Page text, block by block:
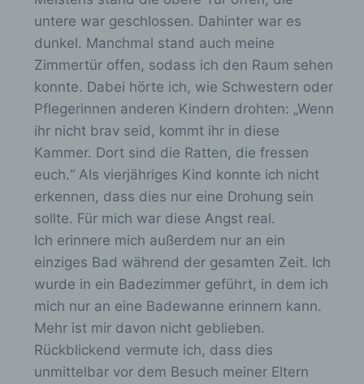
untere war geschlossen. Dahinter war es
dunkel. Manchmal stand auch meine
Zimmertür offen, sodass ich den Raum sehen
konnte. Dabei hörte ich, wie Schwestern oder
Pflegerinnen anderen Kindern drohten: „Wenn
ihr nicht brav seid, kommt ihr in diese
Kammer. Dort sind die Ratten, die fressen
euch.“ Als vierjähriges Kind konnte ich nicht
erkennen, dass dies nur eine Drohung sein
sollte. Für mich war diese Angst real.
Ich erinnere mich außerdem nur an ein
einziges Bad während der gesamten Zeit. Ich
wurde in ein Badezimmer geführt, in dem ich
mich nur an eine Badewanne erinnern kann.
Mehr ist mir davon nicht geblieben.
Rückblickend vermute ich, dass dies
unmittelbar vor dem Besuch meiner Eltern
bereitstellen, die ohne die Cookie-Setzung nicht
möglich wären.
und Angebote auf unserer Internetseite im Sinne
des Benutzers optimiert werden. Cookies
ermöglichen uns, wie bereits erwähnt, die
Benutzer unserer Internetseite wiederzuerkennen.
Zweck dieser Wiedererkennung ist es, den
Nutzern die Verwendung unserer Internetseite zu
erleichtern. Der Benutzer einer Internetseite, die
Cookies verwendet, muss beispielsweise nicht bei
jedem Besuch der Internetseite erneut seine
Zugangsdaten eingeben, weil dies von der
Internetseite und dem auf dem Computersystem
des Benutzers abgelegten Cookie übernommen
wird. Ein weiteres Beispiel ist das Cookie eines
Warenkorbes im Online-Shop. Der Online-Shop
merkt sich die Artikel, die ein Kunde in den
virtuellen Warenkorb gelegt hat, über ein Cookie.
Die betroffene Person kann die Setzung von
Cookies durch unsere Internetseite jederzeit
mittels einer entsprechenden Einstellung des